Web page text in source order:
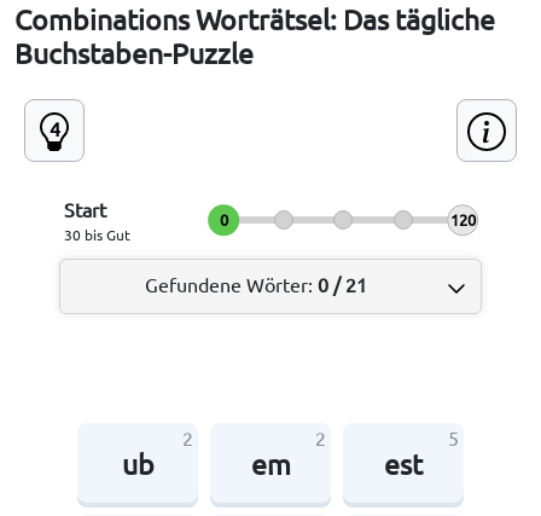
Combinations Worträtsel: Das tägliche
Buchstaben-Puzzle
4
Start
30 bis Gut
120
0
Gefundene Wörter: 0 /21
ub
2
em
2
est
5